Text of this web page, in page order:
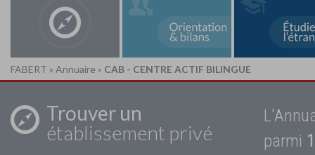
FABERT » Annuaire » CAB - CENTRE ACTIF BILINGUE
Trouver un
établissement privé
parmi